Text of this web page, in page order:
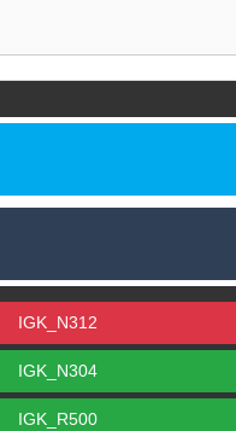
IGK_N312
IGK_N304
IGK_R500